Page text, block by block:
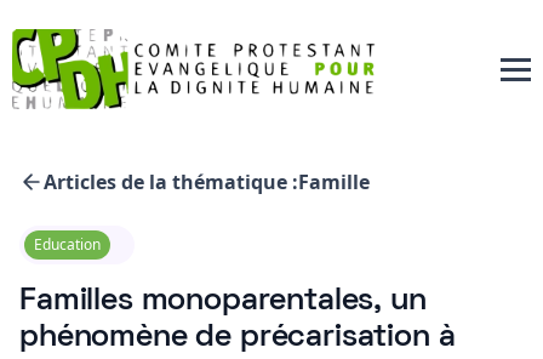
Articles de la thématique :Famille
Education
Familles monoparentales, un
phénomène de précarisation à